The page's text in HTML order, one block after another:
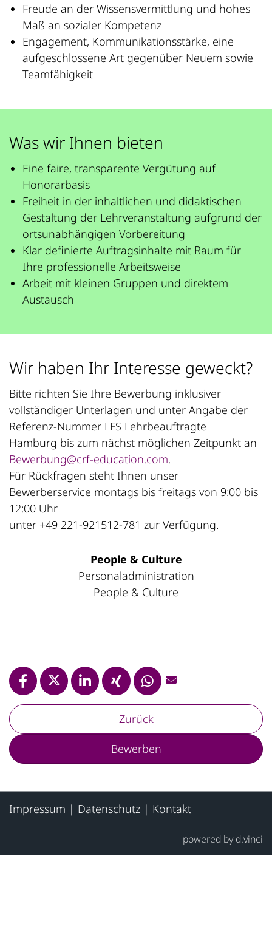
Freude an der Wissensvermittlung und hohes
Maß an sozialer Kompetenz
Engagement, Kommunikationsstärke, eine
aufgeschlossene Art gegenüber Neuem sowie
Teamfähigkeit
Was wir Ihnen bieten
Eine faire, transparente Vergütung auf
Honorarbasis
Freiheit in der inhaltlichen und didaktischen
Gestaltung der Lehrveranstaltung aufgrund der
ortsunabhängigen Vorbereitung
Klar definierte Auftragsinhalte mit Raum für
Ihre professionelle Arbeitsweise
Arbeit mit kleinen Gruppen und direktem
Austausch
Wir haben Ihr Interesse geweckt?
Bitte richten Sie Ihre Bewerbung inklusiver
vollständiger Unterlagen und unter Angabe der
Referenz-Nummer LFS Lehrbeauftragte
Hamburg bis zum nächst möglichen Zeitpunkt an
Bewerbung@crf-education.com.
Für Rückfragen steht Ihnen unser
Bewerberservice montags bis freitags von 9:00 bis
12:00 Uhr
unter +49 221-921512-781 zur Verfügung.
People & Culture
Personaladministration
People & Culture
Zurück
Bewerben
Impressum | Datenschutz | Kontakt
powered byd.vinci